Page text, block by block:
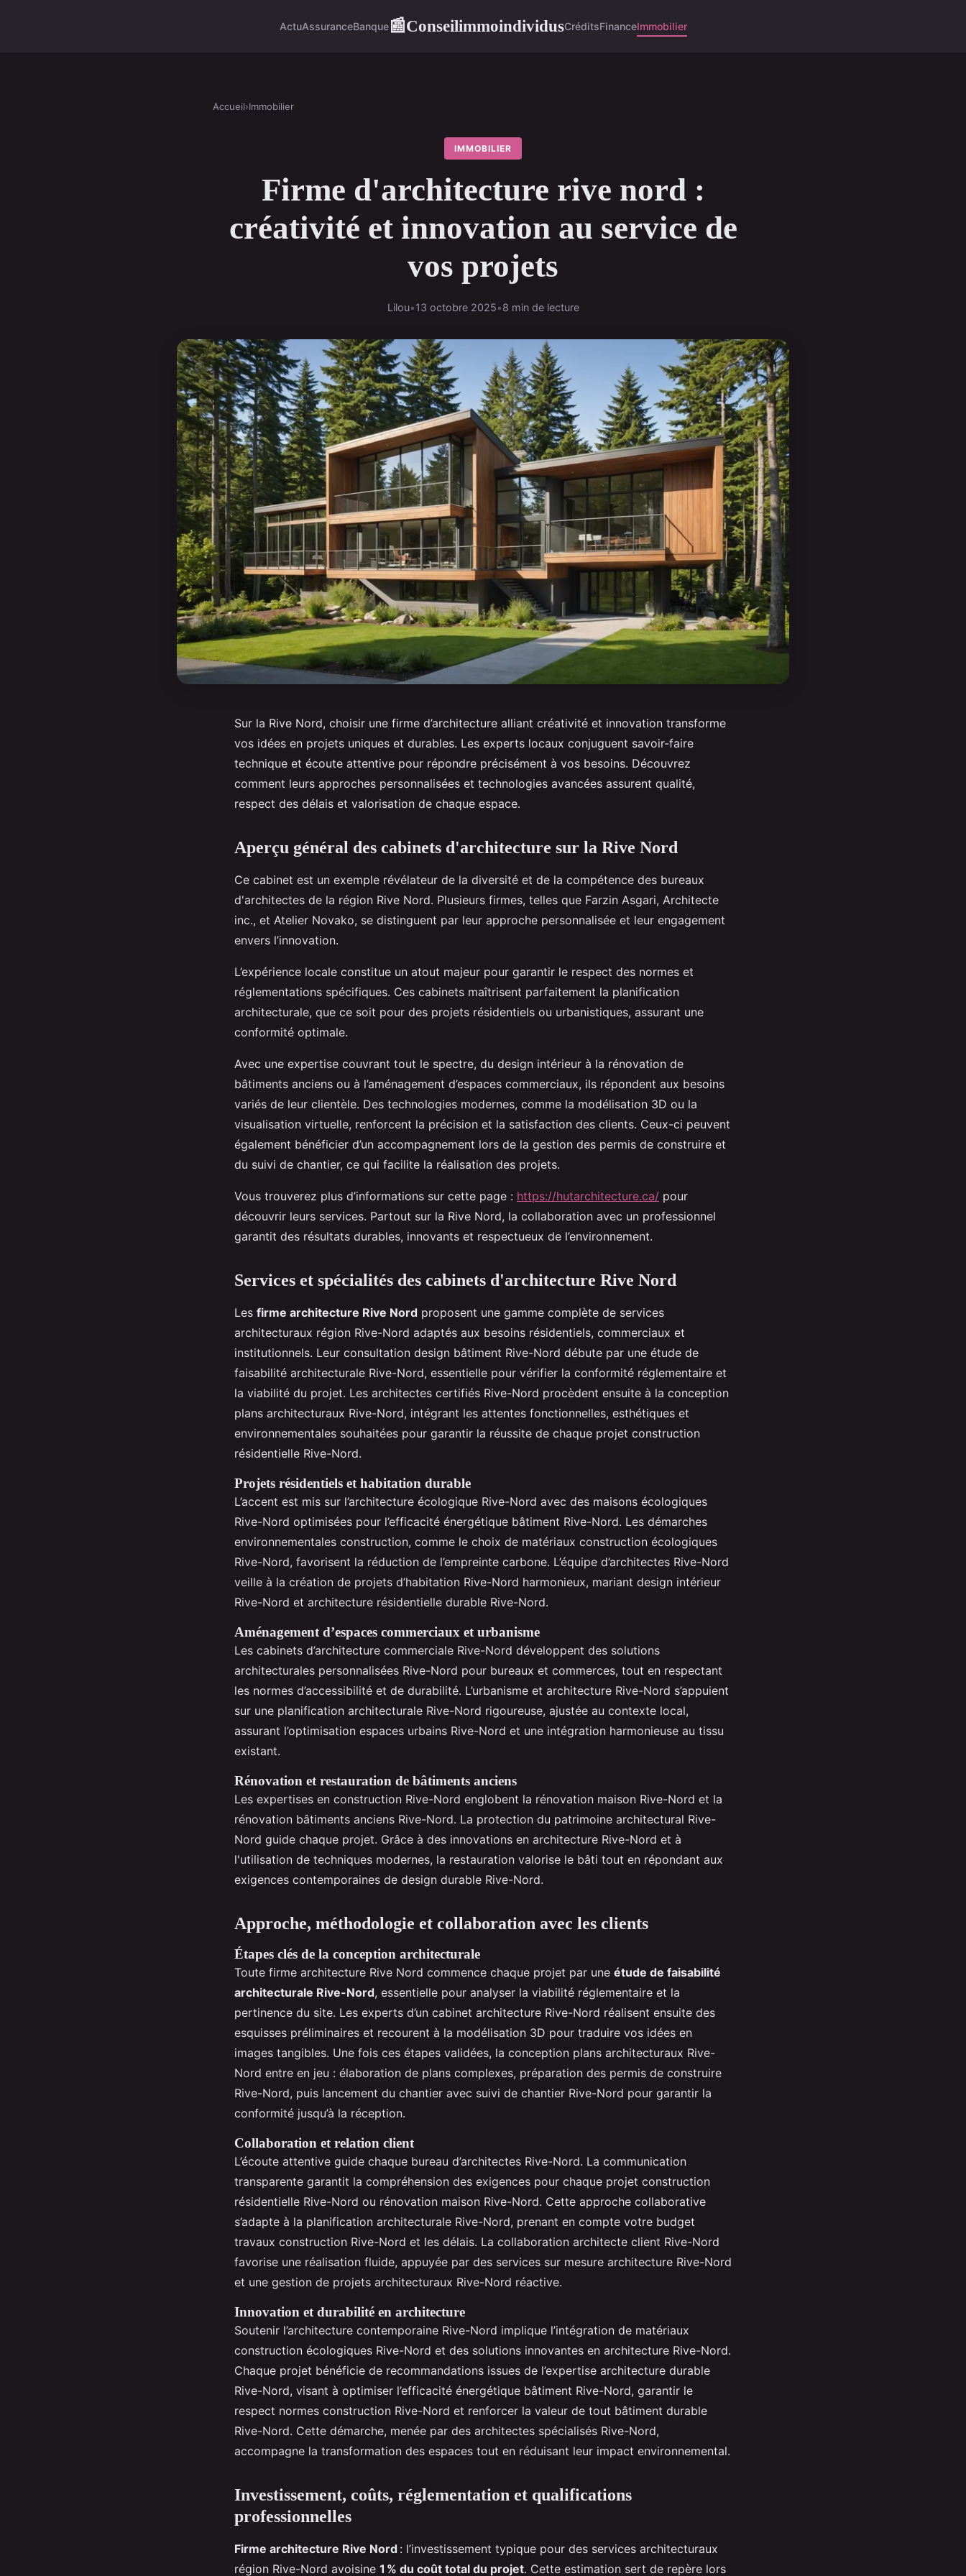
ActuAssuranceBanque📰ConseilimmoindividusCréditsFinanceImmobilier
Accueil›Immobilier
IMMOBILIER
Firme d'architecture rive nord :
créativité et innovation au service de
vos projets
Lilou•13 octobre 2025•8 min de lecture
Sur la Rive Nord, choisir une firme d’architecture alliant créativité et innovation transforme
vos idées en projets uniques et durables. Les experts locaux conjuguent savoir-faire
technique et écoute attentive pour répondre précisément à vos besoins. Découvrez
comment leurs approches personnalisées et technologies avancées assurent qualité,
respect des délais et valorisation de chaque espace.
Aperçu général des cabinets d'architecture sur la Rive Nord
Ce cabinet est un exemple révélateur de la diversité et de la compétence des bureaux
d'architectes de la région Rive Nord. Plusieurs firmes, telles que Farzin Asgari, Architecte
inc., et Atelier Novako, se distinguent par leur approche personnalisée et leur engagement
envers l’innovation.
L’expérience locale constitue un atout majeur pour garantir le respect des normes et
réglementations spécifiques. Ces cabinets maîtrisent parfaitement la planification
architecturale, que ce soit pour des projets résidentiels ou urbanistiques, assurant une
conformité optimale.
Avec une expertise couvrant tout le spectre, du design intérieur à la rénovation de
bâtiments anciens ou à l’aménagement d’espaces commerciaux, ils répondent aux besoins
variés de leur clientèle. Des technologies modernes, comme la modélisation 3D ou la
visualisation virtuelle, renforcent la précision et la satisfaction des clients. Ceux-ci peuvent
également bénéficier d’un accompagnement lors de la gestion des permis de construire et
du suivi de chantier, ce qui facilite la réalisation des projets.
Vous trouverez plus d’informations sur cette page : https://hutarchitecture.ca/ pour
découvrir leurs services. Partout sur la Rive Nord, la collaboration avec un professionnel
garantit des résultats durables, innovants et respectueux de l’environnement.
Services et spécialités des cabinets d'architecture Rive Nord
Les firme architecture Rive Nord proposent une gamme complète de services
architecturaux région Rive-Nord adaptés aux besoins résidentiels, commerciaux et
institutionnels. Leur consultation design bâtiment Rive-Nord débute par une étude de
faisabilité architecturale Rive-Nord, essentielle pour vérifier la conformité réglementaire et
la viabilité du projet. Les architectes certifiés Rive-Nord procèdent ensuite à la conception
plans architecturaux Rive-Nord, intégrant les attentes fonctionnelles, esthétiques et
environnementales souhaitées pour garantir la réussite de chaque projet construction
résidentielle Rive-Nord.
Projets résidentiels et habitation durable
L’accent est mis sur l’architecture écologique Rive-Nord avec des maisons écologiques
Rive-Nord optimisées pour l’efficacité énergétique bâtiment Rive-Nord. Les démarches
environnementales construction, comme le choix de matériaux construction écologiques
Rive-Nord, favorisent la réduction de l’empreinte carbone. L’équipe d’architectes Rive-Nord
veille à la création de projets d’habitation Rive-Nord harmonieux, mariant design intérieur
Rive-Nord et architecture résidentielle durable Rive-Nord.
Aménagement d’espaces commerciaux et urbanisme
Les cabinets d’architecture commerciale Rive-Nord développent des solutions
architecturales personnalisées Rive-Nord pour bureaux et commerces, tout en respectant
les normes d’accessibilité et de durabilité. L’urbanisme et architecture Rive-Nord s’appuient
sur une planification architecturale Rive-Nord rigoureuse, ajustée au contexte local,
assurant l’optimisation espaces urbains Rive-Nord et une intégration harmonieuse au tissu
existant.
Rénovation et restauration de bâtiments anciens
Les expertises en construction Rive-Nord englobent la rénovation maison Rive-Nord et la
rénovation bâtiments anciens Rive-Nord. La protection du patrimoine architectural Rive-
Nord guide chaque projet. Grâce à des innovations en architecture Rive-Nord et à
l'utilisation de techniques modernes, la restauration valorise le bâti tout en répondant aux
exigences contemporaines de design durable Rive-Nord.
Approche, méthodologie et collaboration avec les clients
Étapes clés de la conception architecturale
Toute firme architecture Rive Nord commence chaque projet par une étude de faisabilité
architecturale Rive-Nord, essentielle pour analyser la viabilité réglementaire et la
pertinence du site. Les experts d’un cabinet architecture Rive-Nord réalisent ensuite des
esquisses préliminaires et recourent à la modélisation 3D pour traduire vos idées en
images tangibles. Une fois ces étapes validées, la conception plans architecturaux Rive-
Nord entre en jeu : élaboration de plans complexes, préparation des permis de construire
Rive-Nord, puis lancement du chantier avec suivi de chantier Rive-Nord pour garantir la
conformité jusqu’à la réception.
Collaboration et relation client
L’écoute attentive guide chaque bureau d’architectes Rive-Nord. La communication
transparente garantit la compréhension des exigences pour chaque projet construction
résidentielle Rive-Nord ou rénovation maison Rive-Nord. Cette approche collaborative
s’adapte à la planification architecturale Rive-Nord, prenant en compte votre budget
travaux construction Rive-Nord et les délais. La collaboration architecte client Rive-Nord
favorise une réalisation fluide, appuyée par des services sur mesure architecture Rive-Nord
et une gestion de projets architecturaux Rive-Nord réactive.
Innovation et durabilité en architecture
Soutenir l’architecture contemporaine Rive-Nord implique l’intégration de matériaux
construction écologiques Rive-Nord et des solutions innovantes en architecture Rive-Nord.
Chaque projet bénéficie de recommandations issues de l’expertise architecture durable
Rive-Nord, visant à optimiser l’efficacité énergétique bâtiment Rive-Nord, garantir le
respect normes construction Rive-Nord et renforcer la valeur de tout bâtiment durable
Rive-Nord. Cette démarche, menée par des architectes spécialisés Rive-Nord,
accompagne la transformation des espaces tout en réduisant leur impact environnemental.
Investissement, coûts, réglementation et qualifications
professionnelles
Firme architecture Rive Nord : l’investissement typique pour des services architecturaux
région Rive-Nord avoisine 1 % du coût total du projet. Cette estimation sert de repère lors